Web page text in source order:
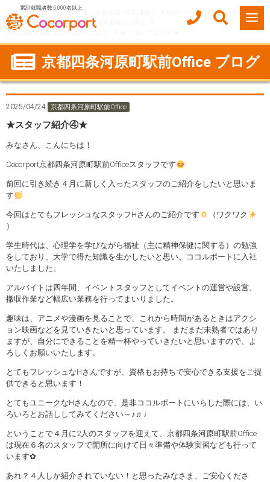
累計就職者数 6,000名以上
ココルポート(就労移行支援・定着支援/自立訓練/計画相談) HOME
事業所紹介
京都府
京都市
京都四条河原町駅前Office
京都四条河原町駅前Officeのブログ
京都四条河原町駅前Office ブログ
2025/04/24 京都四条河原町駅前Office
★スタッフ紹介④★
みなさん、こんにちは！
Cocorport京都四条河原町駅前Officeスタッフです
前回に引き続き４月に新しく入ったスタッフのご紹介をしたいと思いま
す
今回はとてもフレッシュなスタッフHさんのご紹介です
（ワクワク
）
学生時代は、心理学を学びながら福祉（主に精神保健に関する）の勉強
をしており、大学で得た知識を生かしたいと思い、ココルポートに入社
いたしました。
アルバイトは四年間、イベントスタッフとしてイベントの運営や設営、
撤収作業など幅広い業務を行ってまいりました。
趣味は、アニメや漫画を見ることで、これから時間があるときはアクシ
ョン映画などを見ていきたいと思っています。 まだまだ未熟者ではあり
ますが、自分にできることを精一杯やっていきたいと思いますので、よ
ろしくお願いいたします。
とてもフレッシュなHさんですが、資格もお持ちで安心できる支援をご提
供できると思います！
とてもユニークなHさんなので、是非ココルポートにいらした際には、い
ろいろとお話ししてみてください～♪♬♩
ということで４月に2人のスタッフを迎えて、京都四条河原町駅前Office
は現在６名のスタッフで開所に向けて日々準備や体験実習なども行って
います✿
あれ？４人しか紹介されていない！と思ったみなさま、ご安心くださ